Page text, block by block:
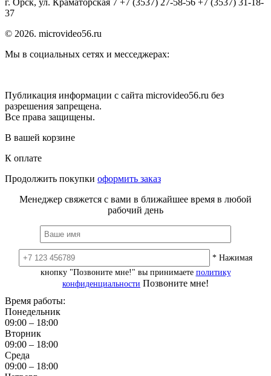
г. Орск, ул. Краматорская 7 +7 (3537) 27-58-56 +7 (3537) 31-18-
37
© 2026. microvideo56.ru
Мы в социальных сетях и месседжерах:
Публикация информации с сайта microvideo56.ru без
разрешения запрещена.
Все права защищены.
В вашей корзине
К оплате
Продолжить покупки оформить заказ
Менеджер свяжется с вами в ближайшее время в любой
рабочий день
* Нажимая
кнопку "Позвоните мне!" вы принимаете политику
конфиденциальности Позвоните мне!
Время работы:
Понедельник
09:00 – 18:00
Вторник
09:00 – 18:00
Среда
09:00 – 18:00